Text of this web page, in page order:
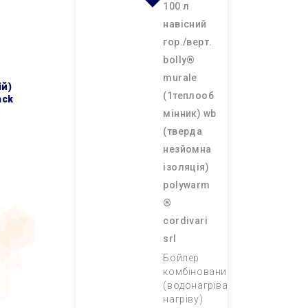
100 л
навісний
гор./верт.
bolly®
murale
(1теплооб
мінник) wb
(тверда
незйомна
ізоляція)
polywarm
®
cordivari
srl
Бойлер
комбінований
(водонагрівач непрямого
нагріву)